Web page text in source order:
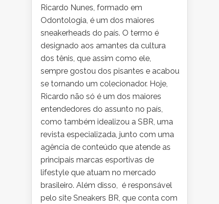
Ricardo Nunes, formado em
Odontologia, é um dos maiores
sneakerheads do país. O termo é
designado aos amantes da cultura
dos tênis, que assim como ele,
sempre gostou dos pisantes e acabou
se tornando um colecionador. Hoje,
Ricardo não só é um dos maiores
entendedores do assunto no país,
como também idealizou a SBR, uma
revista especializada, junto com uma
agência de conteúdo que atende as
principais marcas esportivas de
lifestyle que atuam no mercado
brasileiro. Além disso, é responsável
pelo site Sneakers BR, que conta com